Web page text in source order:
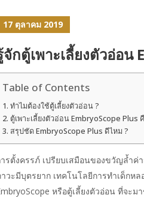
17 ตุลาคม 2019
จักตู้เพาะเลี้ยงตัวอ่อน
Table of Contents
ทำไมต้องใช้ตู้เลี้ยงตัวอ่อน ?
ตู้เพาะเลี้ยงตัวอ่อน EmbryoScope Plus
สรุปชัด EmbryoScope Plus ดีไหม ?
รตั้งครรภ์ เปรียบเสมือนของขวัญล้ำค่
วะมีบุตรยาก เทคโนโลยีการทำเด็กห
หรือตู้เลี้ยงตัวอ่อน ที่จะ